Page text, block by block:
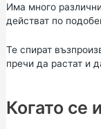
Има много
действат по
Те спират
пречи да растат и
Когато се